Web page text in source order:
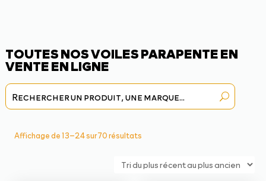
TOUTES NOS VOILES PARAPENTE EN
VENTE EN LIGNE
Affichage de 13–24 sur 70 résultatsTrié
récent